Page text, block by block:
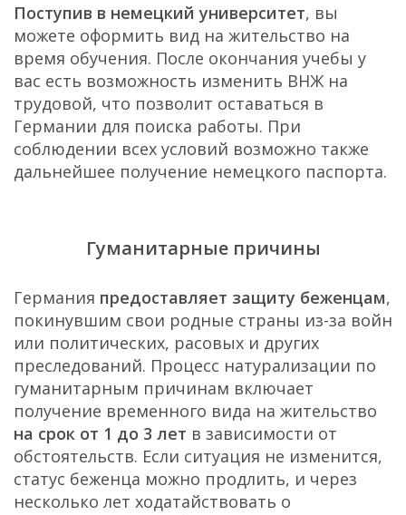
Поступив в немецкий университет, вы
можете оформить вид на жительство на
время обучения. После окончания учебы у
вас есть возможность изменить ВНЖ на
трудовой, что позволит оставаться в
Германии для поиска работы. При
соблюдении всех условий возможно также
дальнейшее получение немецкого паспорта.
Гуманитарные причины
Германия предоставляет защиту беженцам,
покинувшим свои родные страны из-за войн
или политических, расовых и других
преследований. Процесс натурализации по
гуманитарным причинам включает
получение временного вида на жительство
на срок от 1 до 3 лет в зависимости от
обстоятельств. Если ситуация не изменится,
статус беженца можно продлить, и через
несколько лет ходатайствовать о